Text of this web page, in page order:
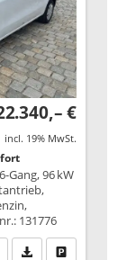
€
incl. 19% MwSt.
Gang, 96 kW
131776
Wir rufen Sie an
PDF-Datei,Drucken,